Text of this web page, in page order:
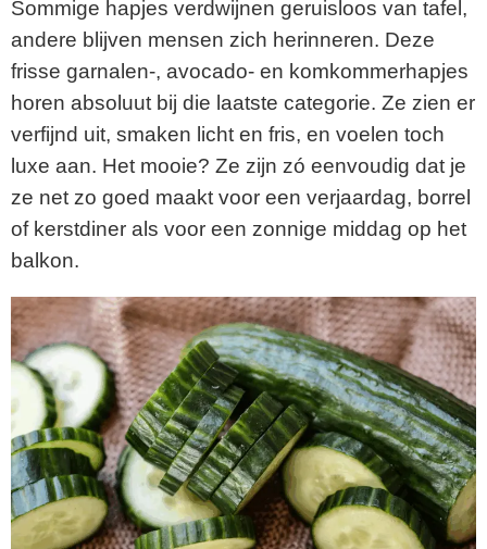
Sommige hapjes verdwijnen geruisloos van tafel,
andere blijven mensen zich herinneren. Deze
frisse garnalen-, avocado- en komkommerhapjes
horen absoluut bij die laatste categorie. Ze zien er
verfijnd uit, smaken licht en fris, en voelen toch
luxe aan. Het mooie? Ze zijn zó eenvoudig dat je
ze net zo goed maakt voor een verjaardag, borrel
of kerstdiner als voor een zonnige middag op het
balkon.